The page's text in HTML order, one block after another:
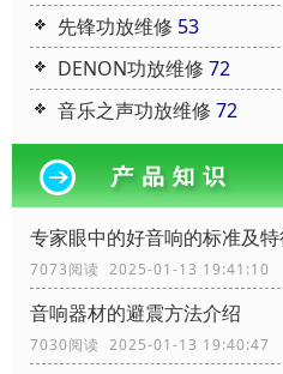
先锋功放维修 53
DENON功放维修 72
音乐之声功放维修 72
专家眼中的好音响的标准及特
7073阅读 2025-01-13 19:41:10
音响器材的避震方法介绍
7030阅读 2025-01-13 19:40:47